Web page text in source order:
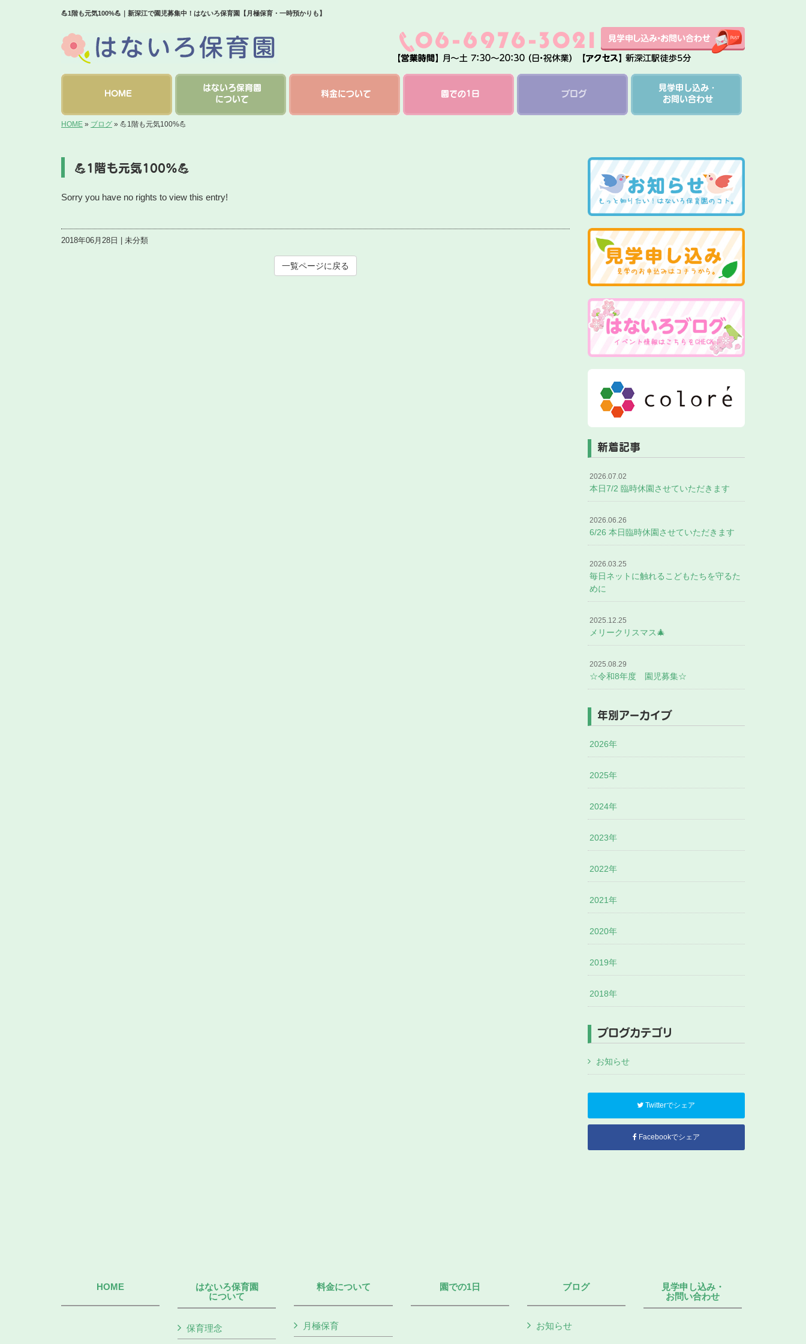
💪1階も元気100%💪｜新深江で園児募集中！はないろ保育園【月極保育・一時預かりも】
HOME
はないろ保育園
について
料金について 園での1日 ブログ
見学申し込み・
お問い合わせ
HOME » ブログ » 💪1階も元気100%💪
💪1階も元気100%💪
Sorry you have no rights to view this entry!
2018年06月28日 | 未分類
一覧ページに戻る
新着記事
2026.07.02
本日7/2 臨時休園させていただきます
2026.06.26
6/26 本日臨時休園させていただきます
2026.03.25
毎日ネットに触れるこどもたちを守るた
めに
2025.12.25
メリークリスマス🎄
2025.08.29
☆令和8年度 園児募集☆
年別アーカイブ
2026年
2025年
2024年
2023年
2022年
2021年
2020年
2019年
2018年
ブログカテゴリ
お知らせ
Twitterでシェア
Facebookでシェア
HOME
はないろ保育園
について
保育理念
料金について
月極保育
園での1日 ブログ
お知らせ
見学申し込み・
お問い合わせ